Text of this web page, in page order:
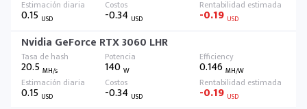
0.15 USD -0.34 USD -0.19 USD
Nvidia GeForce RTX 3060 LHR
20.5 MH/s 140W 0.146 MH/W
0.15 USD -0.34 USD -0.19 USD